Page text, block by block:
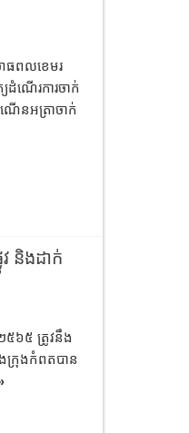
ធពលខេមរ
ដំណើរការចាក់
នអត្រាចាក់
និងដាក់
៥៦៥ ត្រូវនឹង
ក្រុងកំពតបាន